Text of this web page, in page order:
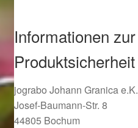
Weihnachtsangebote 2017
Weihnachtsangebote 2018
Informationen zur
Produktsicherheit
jograbo Johann Granica e.K.
Josef-Baumann-Str. 8
44805 Bochum